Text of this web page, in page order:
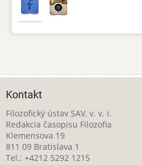
Kontakt
Filozofický ústav SAV, v. v. i.
Redakcia časopisu Filozofia
Klemensova 19
811 09 Bratislava 1
Tel.: +4212 5292 1215